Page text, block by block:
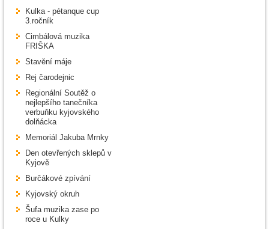
Kulka - pétanque cup
3.ročník
Cimbálová muzika
FRIŠKA
Stavění máje
Rej čarodejnic
Regionální Soutěž o
nejlepšího tanečníka
verbuňku kyjovského
dolňácka
Memoriál Jakuba Mrnky
Den otevřených sklepů v
Kyjově
Burčákové zpívání
Kyjovský okruh
Šufa muzika zase po
roce u Kulky